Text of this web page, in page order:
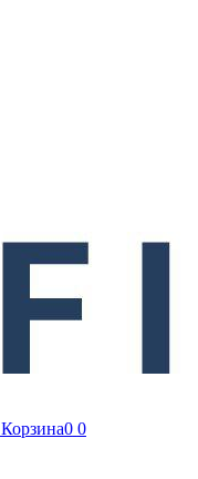
Корзина0 0